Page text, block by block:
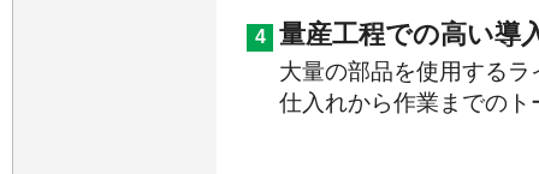
4 量産工程での高い導
大量の部品を使用する
仕入れから作業までの